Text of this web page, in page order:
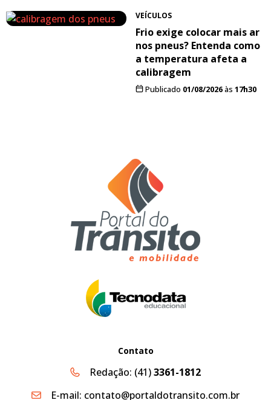
VEÍCULOS
Frio exige colocar mais ar
nos pneus? Entenda como
a temperatura afeta a
calibragem
Publicado 01/08/2026às 17h30
Contato
Redação: (41)3361-1812
E-mail: contato@portaldotransito.com.br